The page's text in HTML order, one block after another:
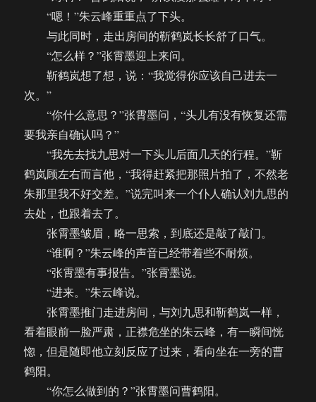
“嗯！”朱云峰重重点了下头。
与此同时，走出房间的靳鹤岚长长舒了口气。
“怎么样？”张霄墨迎上来问。
靳鹤岚想了想，说：“我觉得你应该自己进去一
次。”
“你什么意思？”张霄墨问，“头儿有没有恢复还需
要我亲自确认吗？”
“我先去找九思对一下头儿后面几天的行程。”靳
鹤岚顾左右而言他，“我得赶紧把那照片拍了，不然老
朱那里我不好交差。”说完叫来一个仆人确认刘九思的
去处，也跟着去了。
张霄墨皱眉，略一思索，到底还是敲了敲门。
“谁啊？”朱云峰的声音已经带着些不耐烦。
“张霄墨有事报告。”张霄墨说。
“进来。”朱云峰说。
张霄墨推门走进房间，与刘九思和靳鹤岚一样，
看着眼前一脸严肃，正襟危坐的朱云峰，有一瞬间恍
惚，但是随即他立刻反应了过来，看向坐在一旁的曹
鹤阳。
“你怎么做到的？”张霄墨问曹鹤阳。